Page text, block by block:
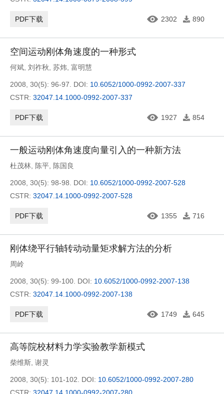
PDF下载 2302 890
空间运动刚体角速度的一种形式
何斌 刘祚秋 苏炜 富明慧
2008, 30(5): 96-97. DOI: 10.6052/1000-0992-2007-337
CSTR: 32047.14.1000-0992-2007-337
PDF下载 1927 854
一般运动刚体角速度向量引入的一种新方法
杜茂林 陈平 陈国良
2008, 30(5): 98-98. DOI: 10.6052/1000-0992-2007-528
CSTR: 32047.14.1000-0992-2007-528
PDF下载 1355 716
刚体绕平行轴转动动量矩求解方法的分析
周岭
2008, 30(5): 99-100. DOI: 10.6052/1000-0992-2007-138
CSTR: 32047.14.1000-0992-2007-138
PDF下载 1749 645
高等院校材料力学实验教学新模式
柴维斯 谢灵
2008, 30(5): 101-102. DOI: 10.6052/1000-0992-2007-280